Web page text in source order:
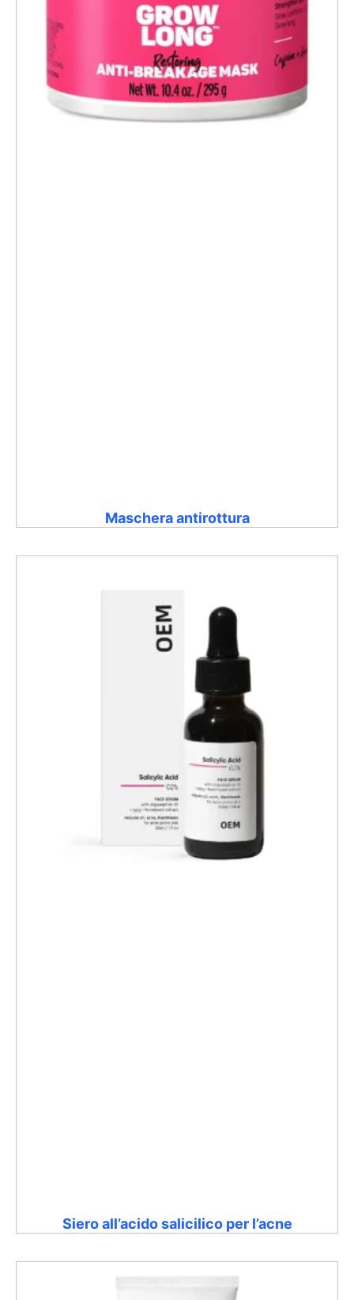
Maschera antirottura
Siero all’acido salicilico per l’acne